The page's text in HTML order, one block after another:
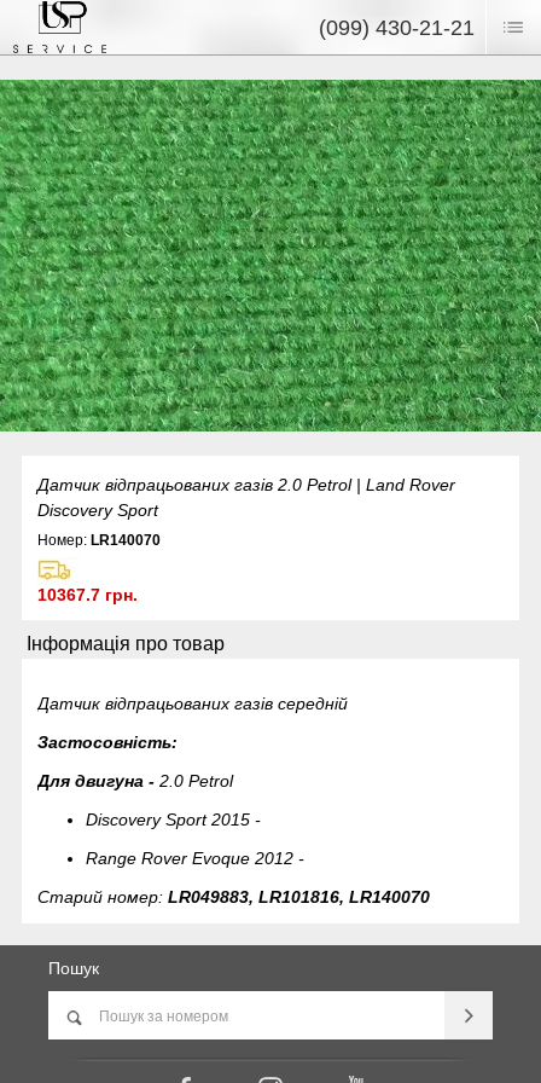
(099) 430-21-21
Датчик відпрацьованих газів 2.0 Petrol | Land Rover
Discovery Sport
Номер:LR140070
10367.7 грн.
Інформація про товар
Датчик відпрацьованих газів середній
Застосовність:
Для двигуна - 2.0 Petrol
Discovery Sport 2015 -
Range Rover Evoque 2012 -
Старий номер:LR049883, LR101816,LR140070
Пошук